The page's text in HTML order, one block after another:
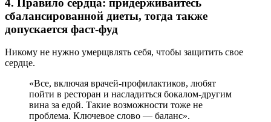
сбалансированной диеты, тогда также
допускается фаст-фуд
Никому не нужно умерщвлять себя, чтобы защитить свое
сердце.
«Все, включая врачей-профилактиков, любят
пойти в ресторан и насладиться бокалом-другим
вина за едой. Такие возможности тоже не
проблема. Ключевое слово — баланс».